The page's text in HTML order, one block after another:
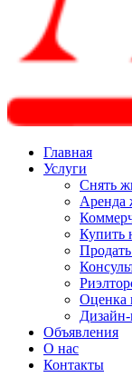
Главная
Услуги
Снять
Аренда
Купить
Оценка
Объявления
О нас
Контакты